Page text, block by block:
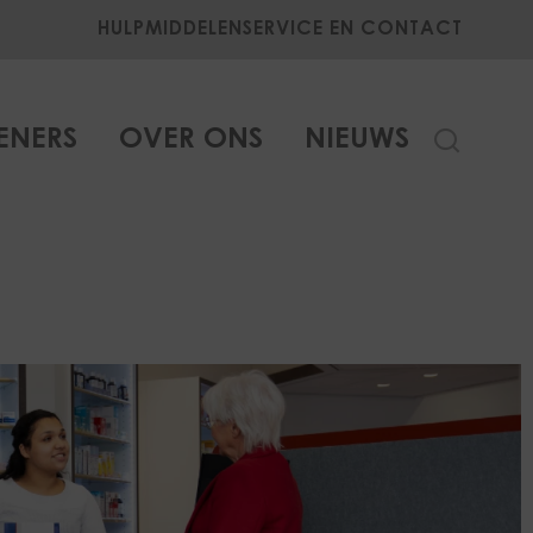
HULPMIDDELEN SERVICE EN CONTACT
OVER ONS NIEUWS